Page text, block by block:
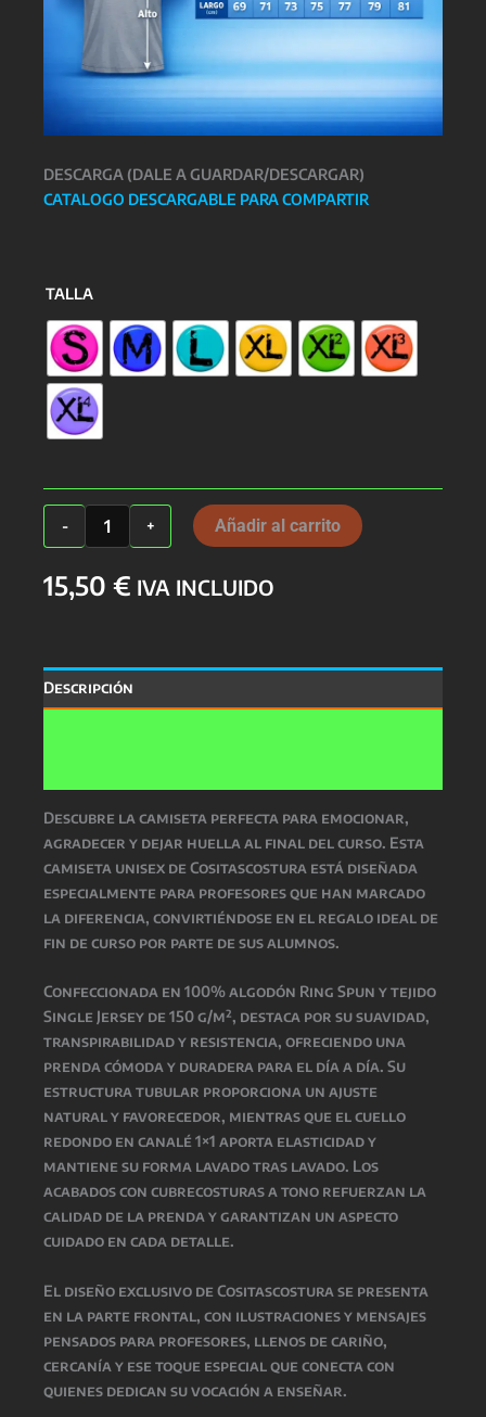
DESCARGA (DALE A GUARDAR/DESCARGAR)
CATALOGO DESCARGABLE PARA COMPARTIR
TALLA
-
Camiseta
cantidad
+ Añadir al carrito
15,50 € IVA INCLUIDO
Descripción
Descubre la camiseta perfecta para emocionar,
agradecer y dejar huella al final del curso. Esta
camiseta unisex de Cositascostura está diseñada
especialmente para profesores que han marcado
la diferencia, convirtiéndose en el regalo ideal de
fin de curso por parte de sus alumnos.
Confeccionada en 100% algodón Ring Spun y tejido
Single Jersey de 150 g/m², destaca por su suavidad,
transpirabilidad y resistencia, ofreciendo una
prenda cómoda y duradera para el día a día. Su
estructura tubular proporciona un ajuste
natural y favorecedor, mientras que el cuello
redondo en canalé 1×1 aporta elasticidad y
mantiene su forma lavado tras lavado. Los
acabados con cubrecosturas a tono refuerzan la
calidad de la prenda y garantizan un aspecto
cuidado en cada detalle.
El diseño exclusivo de Cositascostura se presenta
en la parte frontal, con ilustraciones y mensajes
pensados para profesores, llenos de cariño,
cercanía y ese toque especial que conecta con
quienes dedican su vocación a enseñar.